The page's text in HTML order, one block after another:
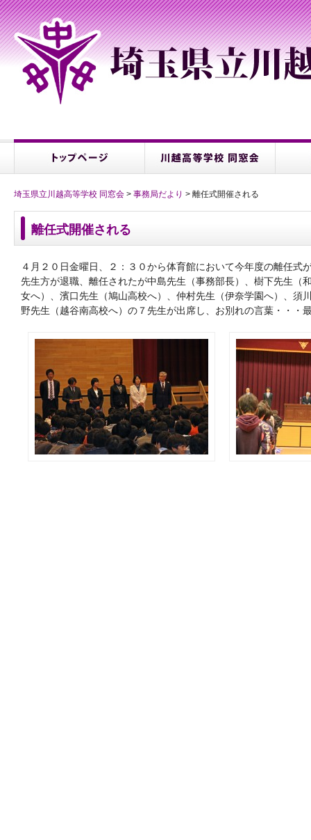
埼玉県立川越高等学校 同窓会 > 事務局だより > 離任式開催される
離任式開催される
４月２０日金曜日、２：３０から体育館において今年度の離任式
先生方が退職、離任されたが中島先生（事務部長）、樹下先生（
女へ）、濱口先生（鳩山高校へ）、仲村先生（伊奈学園へ）、須
野先生（越谷南高校へ）の７先生が出席し、お別れの言葉・・・